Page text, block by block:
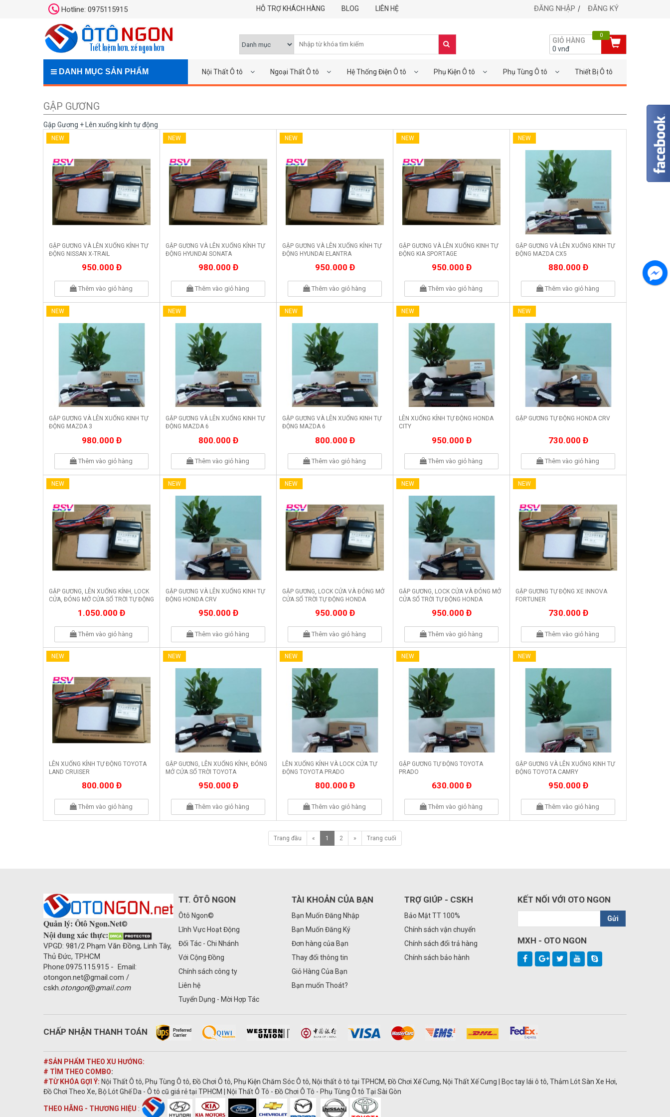
Hotline: 0975115915 HỖ TRỢ KHÁCH HÀNG BLOG LIÊN HỆ ĐĂNG NHẬP ĐĂNG KÝ
GIỎ HÀNG
0 vnđ
0
DANH MỤC SẢN PHẨM Nội Thất Ô tô Ngoại Thất Ô tô Hệ Thống Điện Ô tô Phụ Kiện Ô tô Phụ Tùng Ô tô Thiết Bị Ô tô
GẬP GƯƠNG
Gập Gương + Lên xuống kính tự động
NEW
GẬP GƯƠNG VÀ LÊN XUỐNG KÍNH TỰ
ĐỘNG NISSAN X-TRAIL
950.000 Đ
Thêm vào giỏ hàng
NEW
GẬP GƯƠNG VÀ LÊN XUỐNG KÍNH TỰ
ĐỘNG HYUNDAI SONATA
980.000 Đ
Thêm vào giỏ hàng
NEW
GẬP GƯƠNG VÀ LÊN XUỐNG KÍNH TỰ
ĐỘNG HYUNDAI ELANTRA
950.000 Đ
Thêm vào giỏ hàng
NEW
GẬP GƯƠNG VÀ LÊN XUỐNG KINH TỰ
ĐỘNG KIA SPORTAGE
950.000 Đ
Thêm vào giỏ hàng
NEW
GẬP GƯƠNG VÀ LÊN XUỐNG KINH TỰ
ĐỘNG MAZDA CX5
880.000 Đ
Thêm vào giỏ hàng
NEW
GẬP GƯƠNG VÀ LÊN XUỐNG KINH TỰ
ĐỘNG MAZDA 3
980.000 Đ
Thêm vào giỏ hàng
NEW
GẬP GƯƠNG VÀ LÊN XUỐNG KINH TỰ
ĐỘNG MAZDA 6
800.000 Đ
Thêm vào giỏ hàng
NEW
GẬP GƯƠNG VÀ LÊN XUỐNG KINH TỰ
ĐỘNG MAZDA 6
800.000 Đ
Thêm vào giỏ hàng
NEW
LÊN XUỐNG KÍNH TỰ ĐỘNG HONDA
CITY
950.000 Đ
Thêm vào giỏ hàng
NEW
GẬP GƯƠNG TỰ ĐỘNG HONDA CRV
730.000 Đ
Thêm vào giỏ hàng
NEW
GẬP GƯƠNG, LÊN XUỐNG KÍNH, LOCK
CỬA, ĐÓNG MỞ CỬA SỔ TRỜI TỰ ĐỘNG
1.050.000 Đ
Thêm vào giỏ hàng
NEW
GẬP GƯƠNG VÀ LÊN XUỐNG KINH TỰ
ĐỘNG HONDA CRV
950.000 Đ
Thêm vào giỏ hàng
NEW
GẬP GƯƠNG, LOCK CỬA VÀ ĐÓNG MỞ
CỬA SỔ TRỜI TỰ ĐỘNG HONDA
950.000 Đ
Thêm vào giỏ hàng
NEW
GẬP GƯƠNG, LOCK CỬA VÀ ĐÓNG MỞ
CỬA SỔ TRỜI TỰ ĐỘNG HONDA
950.000 Đ
Thêm vào giỏ hàng
NEW
GẬP GƯƠNG TỰ ĐỘNG XE INNOVA
FORTUNER
730.000 Đ
Thêm vào giỏ hàng
NEW
LÊN XUỐNG KÍNH TỰ ĐỘNG TOYOTA
LAND CRUISER
800.000 Đ
Thêm vào giỏ hàng
NEW
GẬP GƯƠNG, LÊN XUỐNG KÍNH, ĐÓNG
MỞ CỬA SỔ TRỜI TOYOTA
950.000 Đ
Thêm vào giỏ hàng
NEW
LÊN XUỐNG KÍNH VÀ LOCK CỬA TỰ
ĐỘNG TOYOTA PRADO
800.000 Đ
Thêm vào giỏ hàng
NEW
GẬP GƯƠNG TỰ ĐỘNG TOYOTA
PRADO
630.000 Đ
Thêm vào giỏ hàng
NEW
GẬP GƯƠNG VÀ LÊN XUỐNG KINH TỰ
ĐỘNG TOYOTA CAMRY
950.000 Đ
Thêm vào giỏ hàng
Trang đầu « 1 2 » Trang cuối
Quản lý: Ôtô Ngon.Net©
Nội dung xác thực:
VPGD: 981/2 Phạm Văn Đồng, Linh Tây,
Thủ Đức, TP.HCM
Phone:0975.115.915 - Email:
otongon.net@gmail.com /
cskh.otongon@gmail.com
TT. ÔTÔ NGON
Ôtô Ngon©
Lĩnh Vực Hoạt Động
Đối Tác - Chi Nhánh
Với Cộng Đồng
Chính sách công ty
Liên hệ
Tuyển Dụng - Mời Hợp Tác
TÀI KHOẢN CỦA BẠN
Bạn Muốn Đăng Nhập
Bạn Muốn Đăng Ký
Đơn hàng của Bạn
Thay đổi thông tin
Giỏ Hàng Của Bạn
Bạn muốn Thoát?
TRỢ GIÚP - CSKH
Bảo Mật TT 100%
Chính sách vận chuyển
Chính sách đổi trả hàng
Chính sách bảo hành
KẾT NỐI VỚI OTO NGON
Gửi
MXH - OTO NGON
CHẤP NHẬN THANH TOÁN
#SẢN PHẨM THEO XU HƯỚNG:
# TÌM THEO COMBO:
#TỪ KHÓA GỢI Ý: Nội Thất Ô tô, Phụ Tùng Ô tô, Đồ Chơi Ô tô, Phụ Kiện Chăm Sóc Ô tô, Nội thất ô tô tại TPHCM, Đồ Chơi Xế Cưng, Nội Thất Xế Cưng | Bọc tay lái ô tô, Thảm Lót Sàn Xe Hơi,
Đồ Chơi Theo Xe, Bộ Lót Ghế Da - Ô tô cũ giá rẻ tại TPHCM | Nội Thất Ô Tô - Đồ Chơi Ô Tô - Phụ Tùng Ô tô Tại Sài Gòn
THEO HÃNG - THƯƠNG HIỆU :